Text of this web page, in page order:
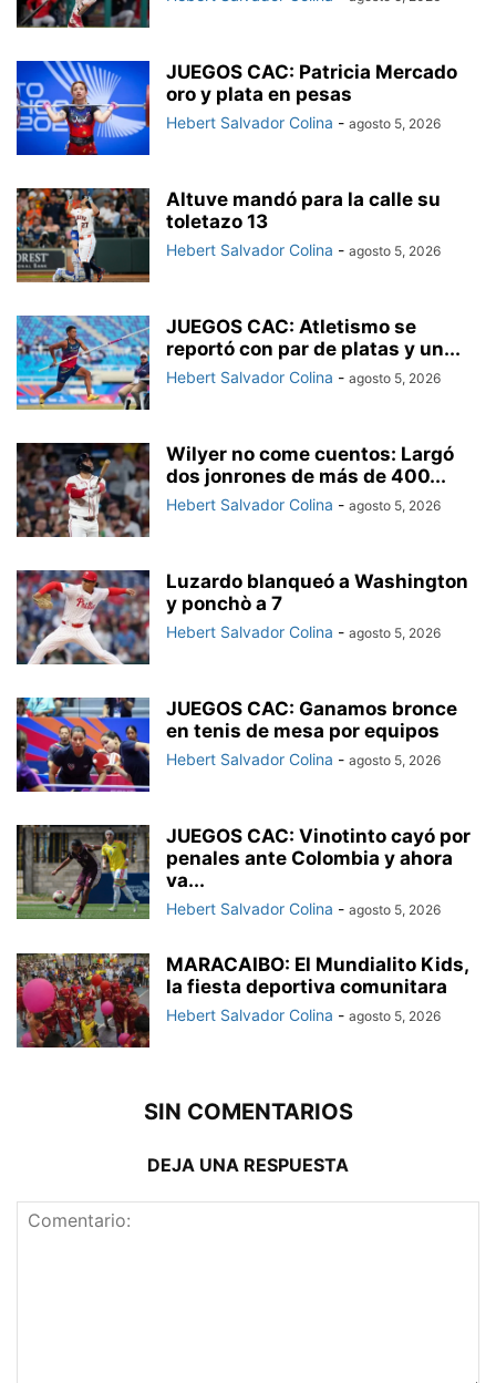
JUEGOS CAC: Patricia Mercado
oro y plata en pesas
Hebert Salvador Colina - agosto 5, 2026
Altuve mandó para la calle su
toletazo 13
Hebert Salvador Colina - agosto 5, 2026
JUEGOS CAC: Atletismo se
reportó con par de platas y un...
Hebert Salvador Colina - agosto 5, 2026
Wilyer no come cuentos: Largó
dos jonrones de más de 400...
Hebert Salvador Colina - agosto 5, 2026
Luzardo blanqueó a Washington
y ponchò a 7
Hebert Salvador Colina - agosto 5, 2026
JUEGOS CAC: Ganamos bronce
en tenis de mesa por equipos
Hebert Salvador Colina - agosto 5, 2026
JUEGOS CAC: Vinotinto cayó por
penales ante Colombia y ahora
va...
Hebert Salvador Colina - agosto 5, 2026
MARACAIBO: El Mundialito Kids,
la fiesta deportiva comunitara
Hebert Salvador Colina - agosto 5, 2026
SIN COMENTARIOS
DEJA UNA RESPUESTA